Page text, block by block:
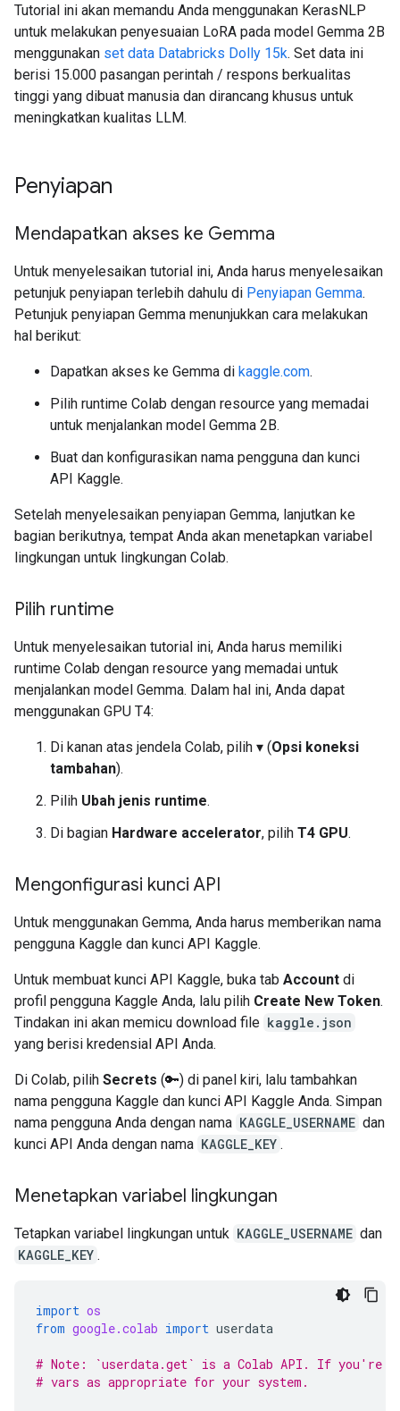
Tutorial ini akan memandu Anda menggunakan KerasNLP
untuk melakukan penyesuaian LoRA pada model Gemma 2B
menggunakan set data Databricks Dolly 15k. Set data ini
berisi 15.000 pasangan perintah / respons berkualitas
tinggi yang dibuat manusia dan dirancang khusus untuk
meningkatkan kualitas LLM.
Penyiapan
Mendapatkan akses ke Gemma
Untuk menyelesaikan tutorial ini, Anda harus menyelesaikan
petunjuk penyiapan terlebih dahulu di Penyiapan Gemma.
Petunjuk penyiapan Gemma menunjukkan cara melakukan
hal berikut:
Dapatkan akses ke Gemma di kaggle.com.
Pilih runtime Colab dengan resource yang memadai
untuk menjalankan model Gemma 2B.
Buat dan konfigurasikan nama pengguna dan kunci
API Kaggle.
Setelah menyelesaikan penyiapan Gemma, lanjutkan ke
bagian berikutnya, tempat Anda akan menetapkan variabel
lingkungan untuk lingkungan Colab.
Pilih runtime
Untuk menyelesaikan tutorial ini, Anda harus memiliki
runtime Colab dengan resource yang memadai untuk
menjalankan model Gemma. Dalam hal ini, Anda dapat
menggunakan GPU T4:
Di kanan atas jendela Colab, pilih ▾ (Opsi koneksi
tambahan).
Pilih Ubah jenis runtime.
Di bagian Hardware accelerator, pilih T4 GPU.
Mengonfigurasi kunci API
Untuk menggunakan Gemma, Anda harus memberikan nama
pengguna Kaggle dan kunci API Kaggle.
Untuk membuat kunci API Kaggle, buka tab Account di
profil pengguna Kaggle Anda, lalu pilih Create New Token.
Tindakan ini akan memicu download file kaggle.json
yang berisi kredensial API Anda.
Di Colab, pilih Secrets (🔑) di panel kiri, lalu tambahkan
nama pengguna Kaggle dan kunci API Kaggle Anda. Simpan
nama pengguna Anda dengan nama KAGGLE_USERNAME dan
kunci API Anda dengan nama KAGGLE_KEY .
Menetapkan variabel lingkungan
Tetapkan variabel lingkungan untuk KAGGLE_USERNAME dan
KAGGLE_KEY .
import os
from google.colab import userdata
# Note: `userdata.get` is a Colab API. If you're
# vars as appropriate for your system.